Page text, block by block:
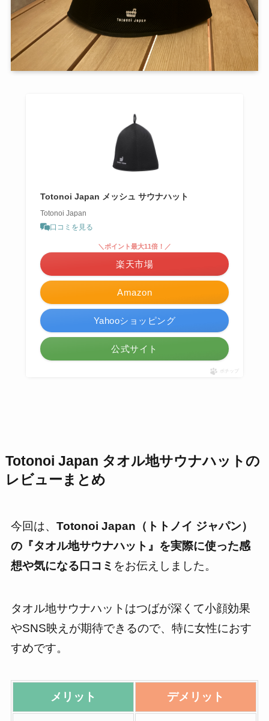
Totonoi Japan メッシュ サウナハット
Totonoi Japan
口コミを見る
Amazon
＼ポイント最大11倍！／
楽天市場
Yahooショッピング
公式サイト
ポチップ
Totonoi Japan タオル地サウナハット の
レビューまとめ
今回は、 Totonoi Japan（トトノイ ジャパン）
の『タオル地サウナハット』を実際に使った感
想や気になる口コミ をお伝えしました。
タオル地サウナハットはつばが深くて小顔効果
やSNS映えが期待できるので、特に女性におす
すめです。
メリット デメリット